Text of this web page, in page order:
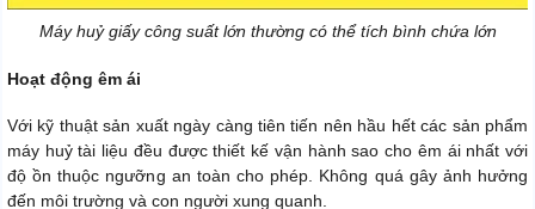
Máy huỷ giấy công suất lớn thường có thể tích bình chứa lớn
Hoạt động êm ái
Với kỹ thuật sản xuất ngày càng tiên tiến nên hầu hết các sản phẩm
máy huỷ tài liệu đều được thiết kế vận hành sao cho êm ái nhất với
độ ồn thuộc ngưỡng an toàn cho phép. Không quá gây ảnh hưởng
đến môi trường và con người xung quanh.